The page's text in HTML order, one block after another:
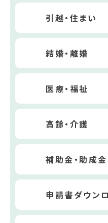
引越・住まい
結婚・離婚
医療・福祉
高齢・介護
補助金・助成金
申請書ダウン